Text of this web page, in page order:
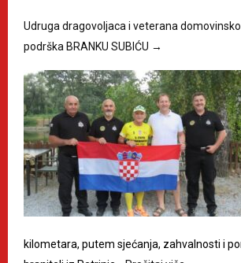
Udruga dragovoljaca i veterana
podrška BRANKU SUBIĆU →
kilometara, putem sjećanja, zahvalnosti i